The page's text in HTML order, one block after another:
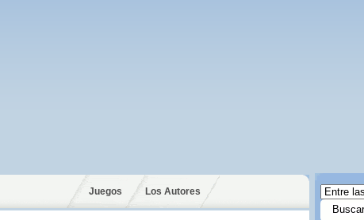
Juegos Los Autores